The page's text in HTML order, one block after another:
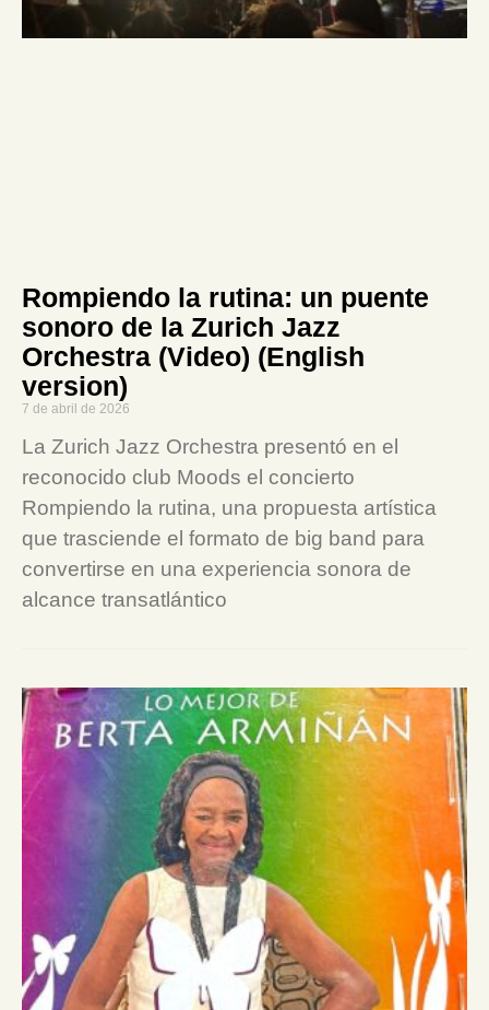
Rompiendo la rutina: un puente
sonoro de la Zurich Jazz
Orchestra (Video) (English
version)
7 de abril de 2026
La Zurich Jazz Orchestra presentó en el
reconocido club Moods el concierto
Rompiendo la rutina, una propuesta artística
que trasciende el formato de big band para
convertirse en una experiencia sonora de
alcance transatlántico